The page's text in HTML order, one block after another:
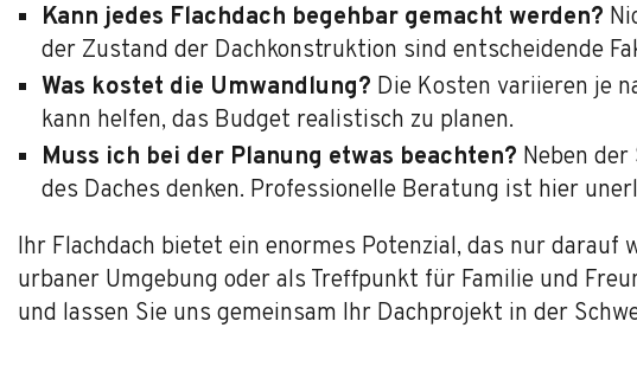
Kann jedes Flachdach begehbar gemacht werden?
der Zustand der Dachkonstruktion sind entscheidende
Was kostet die Umwandlung? Die Kosten variieren je
kann helfen, das Budget realistisch zu planen.
Muss ich bei der Planung etwas beachten? Neben
des Daches denken. Professionelle Beratung ist hier
Ihr Flachdach bietet ein enormes Potenzial, das nur
urbaner Umgebung oder als Treffpunkt für Familie und
und lassen Sie uns gemeinsam Ihr Dachprojekt in der